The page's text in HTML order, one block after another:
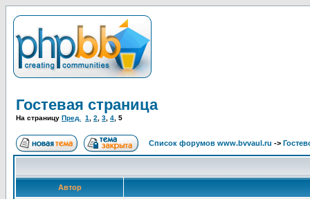
Гостевая страница
На страницу Пред. 1 2 3 4 5
Список форумов www.bvvaul.ru ->
Автор